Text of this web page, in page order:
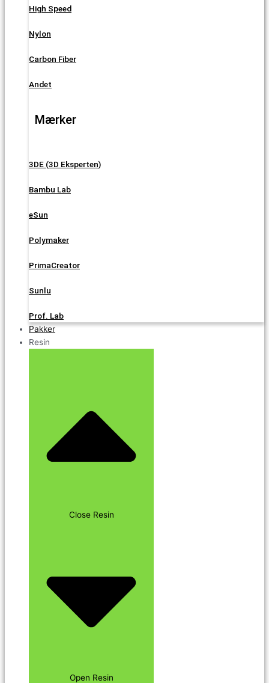
High Speed
Nylon
Carbon Fiber
Andet
Mærker
3DE (3D Eksperten)
Bambu Lab
eSun
Polymaker
PrimaCreator
Sunlu
Prof. Lab
Pakker
Resin
Close Resin
Open Resin